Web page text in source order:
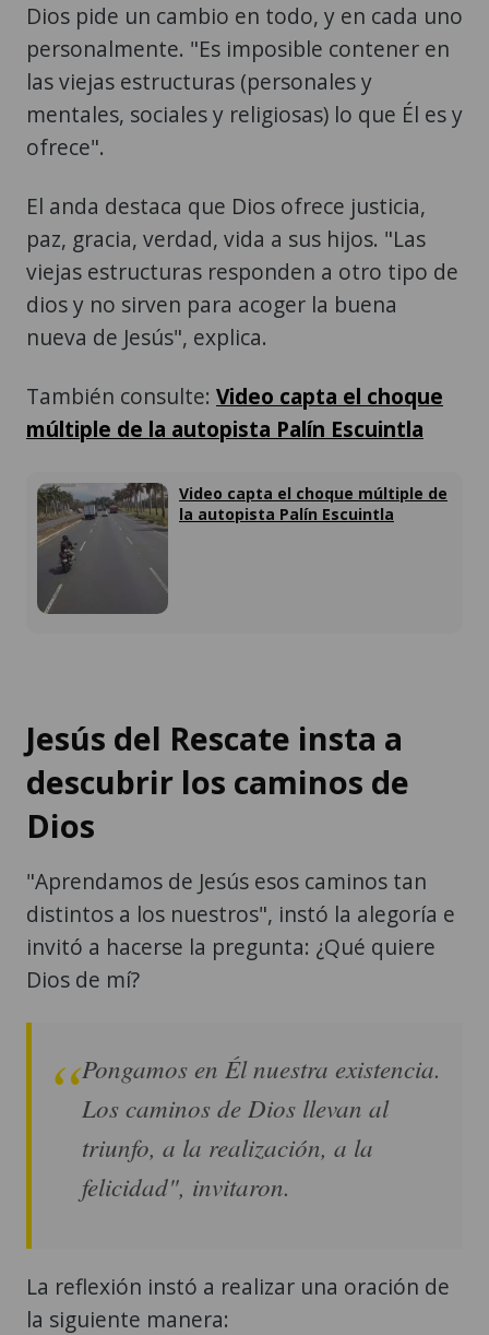
Dios pide un cambio en todo, y en cada uno
personalmente. "Es imposible contener en
las viejas estructuras (personales y
mentales, sociales y religiosas) lo que Él es y
ofrece".
El anda destaca que Dios ofrece justicia,
paz, gracia, verdad, vida a sus hijos. "Las
viejas estructuras responden a otro tipo de
dios y no sirven para acoger la buena
nueva de Jesús", explica.
También consulte: Video capta el choque
múltiple de la autopista Palín Escuintla
Video capta el choque múltiple de
la autopista Palín Escuintla
Jesús del Rescate insta a
descubrir los caminos de
Dios
"Aprendamos de Jesús esos caminos tan
distintos a los nuestros", instó la alegoría e
invitó a hacerse la pregunta: ¿Qué quiere
Dios de mí?
Pongamos en Él nuestra existencia.
Los caminos de Dios llevan al
triunfo, a la realización, a la
felicidad", invitaron.
La reflexión instó a realizar una oración de
la siguiente manera: